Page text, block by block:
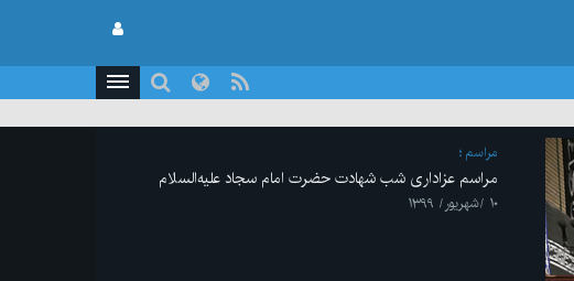
مراسم
مراسم عزاداری شب شهادت حضرت امام سجاد علیه‌السلام
۱۰ /شهریور/ ۱۳۹۹